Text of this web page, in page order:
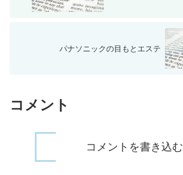
パナソニックの目もとエステ
コメント
コメントを書き込む